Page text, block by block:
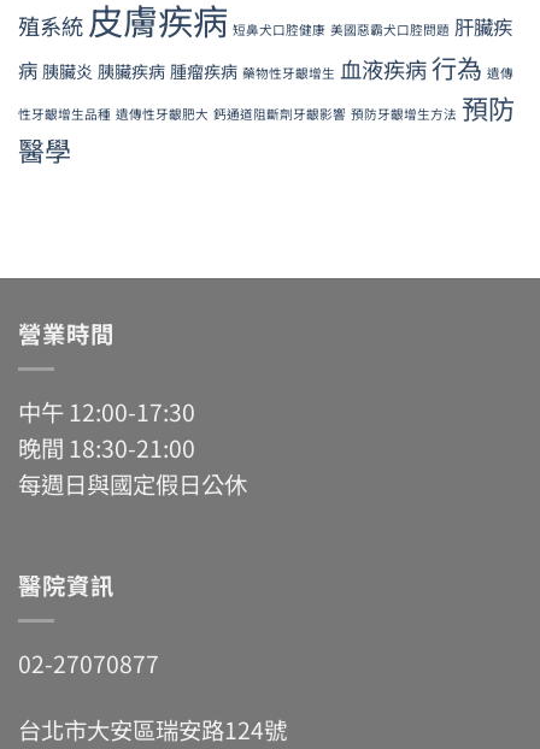
殖系統 皮膚疾病 短鼻犬口腔健康 美國惡霸犬口腔問題 肝臟疾
病 胰臟炎 胰臟疾病 腫瘤疾病 藥物性牙齦增生 血液疾病行為 遺傳
性牙齦增生品種 遺傳性牙齦肥大 鈣通道阻斷劑牙齦影響 預防牙齦增生方法 預防
醫學
營業時間
中午 12:00-17:30
晚間 18:30-21:00
每週日與國定假日公休
醫院資訊
02-27070877
台北市大安區瑞安路124號